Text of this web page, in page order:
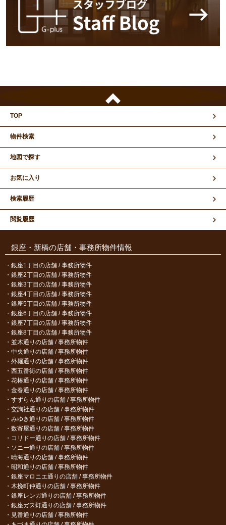
TOP
物件検索
地図で探す
お気に入り
検索履歴
閲覧履歴
銀座・新橋の店舗・事務所物件情報
銀座1丁目の店舗 / 事務所物件
銀座2丁目の店舗 / 事務所物件
銀座3丁目の店舗 / 事務所物件
銀座4丁目の店舗 / 事務所物件
銀座5丁目の店舗 / 事務所物件
銀座6丁目の店舗 / 事務所物件
銀座7丁目の店舗 / 事務所物件
銀座8丁目の店舗 / 事務所物件
並木通りの店舗 / 事務所物件
中央通りの店舗 / 事務所物件
外堀通りの店舗 / 事務所物件
西五番街の店舗 / 事務所物件
花椿通りの店舗 / 事務所物件
金春通りの店舗 / 事務所物件
すずらん通りの店舗 / 事務所物件
交詢社通りの店舗 / 事務所物件
みゆき通りの店舗 / 事務所物件
数寄屋通りの店舗 / 事務所物件
コリドー通りの店舗 / 事務所物件
ソニー通りの店舗 / 事務所物件
晴海通りの店舗 / 事務所物件
昭和通りの店舗 / 事務所物件
銀座マロニエ通りの店舗 / 事務所物件
木挽町仲通りの店舗 / 事務所物件
銀座レンガ通りの店舗 / 事務所物件
銀座ガス灯通りの店舗 / 事務所物件
見番通りの店舗 / 事務所物件